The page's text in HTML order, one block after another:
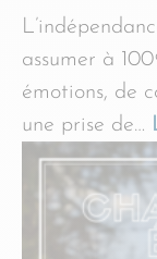
assumer à
émotions, de
une prise de…